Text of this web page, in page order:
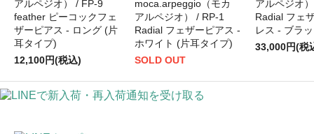
アルペジオ） / FP-9
feather ピーコックフェ
ザーピアス - ロング (片
耳タイプ)
12,100円(税込)
moca.arpeggio（モカ
アルペジオ） / RP-1
Radial フェザーピアス -
ホワイト (片耳タイプ)
SOLD OUT
アルペジオ
Radial フェ
レス - ブラ
33,000円(税